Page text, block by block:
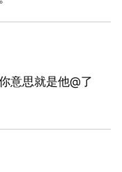
意思就是他@了